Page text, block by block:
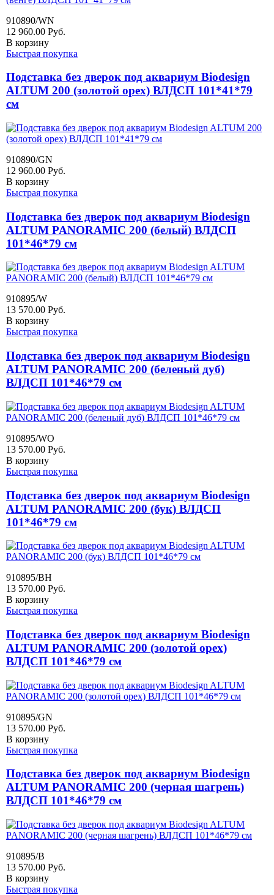
910890/WN
12 960.00 Руб.
В корзину
Быстрая покупка
Подставка без дверок под аквариум Biodesign
ALTUM 200 (золотой орех) ВЛДСП 101*41*79
см
910890/GN
12 960.00 Руб.
В корзину
Быстрая покупка
Подставка без дверок под аквариум Biodesign
ALTUM PANORAMIC 200 (белый) ВЛДСП
101*46*79 см
910895/W
13 570.00 Руб.
В корзину
Быстрая покупка
Подставка без дверок под аквариум Biodesign
ALTUM PANORAMIC 200 (беленый дуб)
ВЛДСП 101*46*79 см
910895/WO
13 570.00 Руб.
В корзину
Быстрая покупка
Подставка без дверок под аквариум Biodesign
ALTUM PANORAMIC 200 (бук) ВЛДСП
101*46*79 см
910895/BH
13 570.00 Руб.
В корзину
Быстрая покупка
Подставка без дверок под аквариум Biodesign
ALTUM PANORAMIC 200 (золотой орех)
ВЛДСП 101*46*79 см
910895/GN
13 570.00 Руб.
В корзину
Быстрая покупка
Подставка без дверок под аквариум Biodesign
ALTUM PANORAMIC 200 (черная шагрень)
ВЛДСП 101*46*79 см
910895/B
13 570.00 Руб.
В корзину
Быстрая покупка